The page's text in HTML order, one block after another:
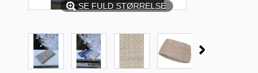
SE FULD STØRRELSE